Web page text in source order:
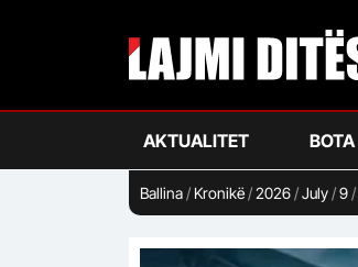
AKTUALITET BOTA
Ballina/ Kronikë/2026/July/9/